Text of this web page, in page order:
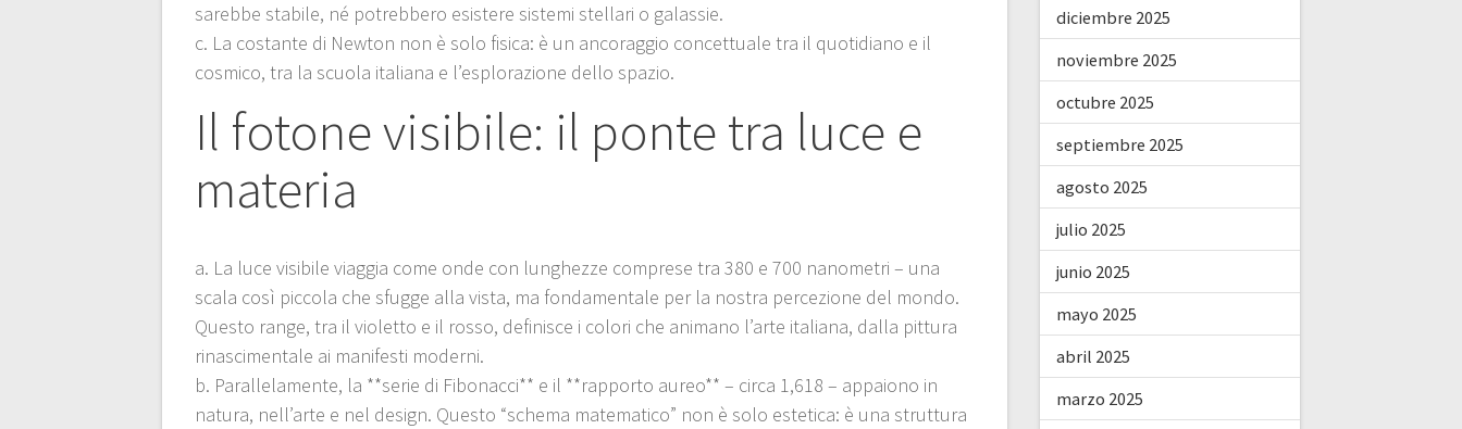
sarebbe stabile, né potrebbero esistere sistemi stellari o galassie.
c. La costante di Newton non è solo fisica: è un ancoraggio concettuale tra il quotidiano e il
cosmico, tra la scuola italiana e l’esplorazione dello spazio.
Il fotone visibile: il ponte tra luce e
materia
a. La luce visibile viaggia come onde con lunghezze comprese tra 380 e 700 nanometri – una
scala così piccola che sfugge alla vista, ma fondamentale per la nostra percezione del mondo.
Questo range, tra il violetto e il rosso, definisce i colori che animano l’arte italiana, dalla pittura
rinascimentale ai manifesti moderni.
b. Parallelamente, la **serie di Fibonacci** e il **rapporto aureo** – circa 1,618 – appaiono in
natura, nell’arte e nel design. Questo “schema matematico” non è solo estetica: è una struttura
diciembre 2025
noviembre 2025
octubre 2025
septiembre 2025
agosto 2025
julio 2025
junio 2025
mayo 2025
abril 2025
marzo 2025